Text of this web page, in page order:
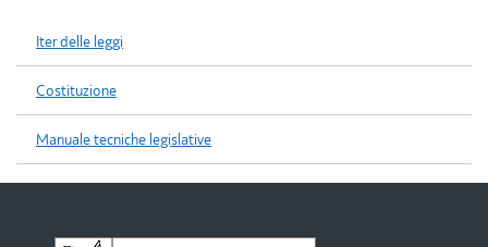
Iter delle leggi
Costituzione
Manuale tecniche legislative